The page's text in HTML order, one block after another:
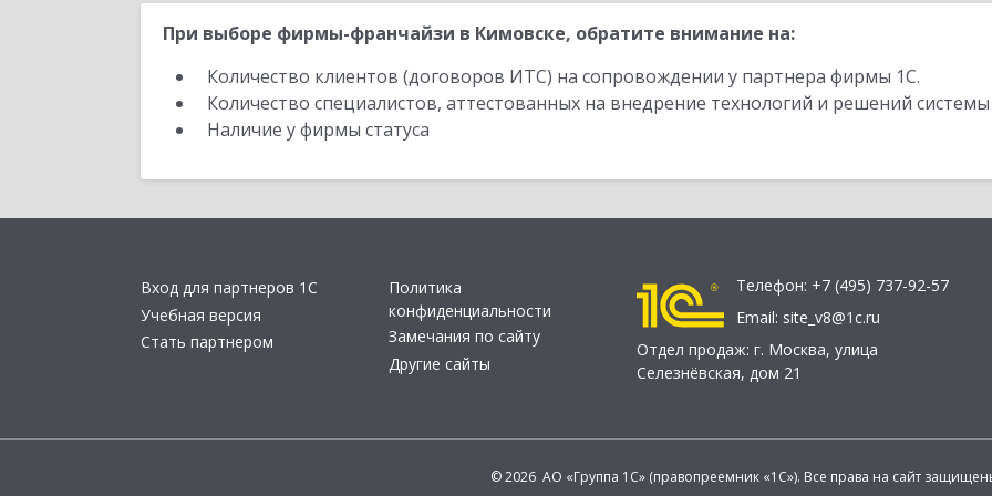
При выборе фирмы-франчайзи в Кимовске, обратите внимание на:
Количество клиентов (договоров ИТС) на сопровождении у партнера фирмы 1С.
Количество специалистов, аттестованных на внедрение технологий и решений
Наличие у фирмы статуса
Вход для партнеров 1С
Учебная версия
Стать партнером
Политика
конфиденциальности
Замечания по сайту
Другие сайты
Телефон: +7 (495) 737-92-57
Email: site_v8@1c.ru
Отдел продаж: г. Москва, улица
Селезнёвская, дом 21
© 2026 АО «Группа 1С» (правопреемник «1С»). Все права на сайт